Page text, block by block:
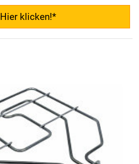
Hier klicken!*